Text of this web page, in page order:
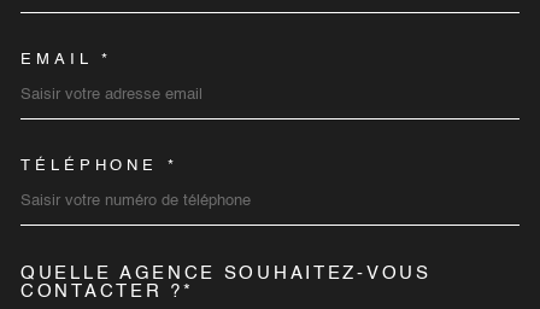
EMAIL *
TÉLÉPHONE *
QUELLE AGENCE SOUHAITEZ-VOUS
CONTACTER ?*